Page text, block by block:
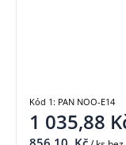
1 035,88
Kód 1: PAN NOO-E14